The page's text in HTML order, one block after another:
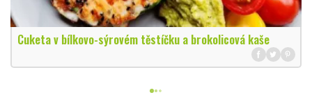
Cuketa v bílkovo-sýrovém těstíčku a brokolicová kaše